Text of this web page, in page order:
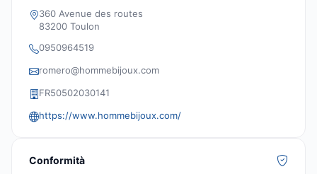
360 Avenue des routes
83200 Toulon
0950964519
romero@hommebijoux.com
FR50502030141
https://www.hommebijoux.com/
Conformità